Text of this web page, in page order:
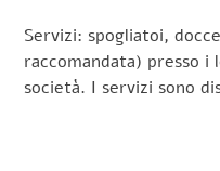
Servizi: spogliatoi,
raccomandata) presso i
società. I servizi sono